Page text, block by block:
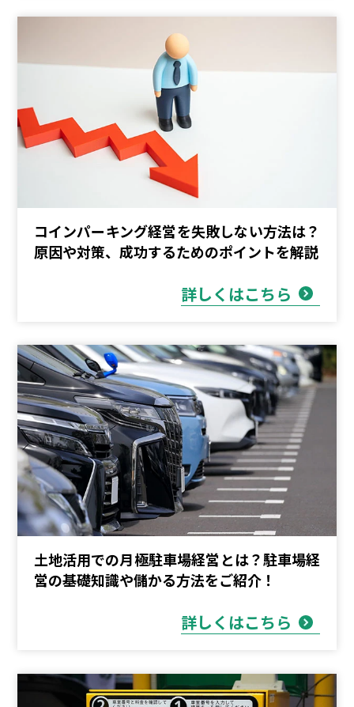
コインパーキング経営を失敗しない方法は？
原因や対策、成功するためのポイントを解説
詳しくはこちら
土地活用での月極駐車場経営とは？駐車場経
営の基礎知識や儲かる方法をご紹介！
詳しくはこちら